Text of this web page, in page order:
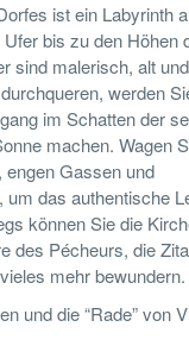
ist ein Labyrinth
bis zu den Höhen
sind malerisch, alt
werden
im Schatten der
machen. Wagen
Gassen und
um das authentische
können Sie die
des Pécheurs, die
mehr bewundern.
und die “Rade” von